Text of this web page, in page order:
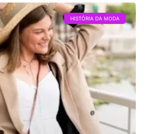
HISTÓRIA DA MODA